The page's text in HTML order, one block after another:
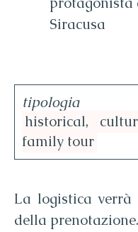
Siracusa
tipologia
historical,
family tour
La logistica
della prenotazione.